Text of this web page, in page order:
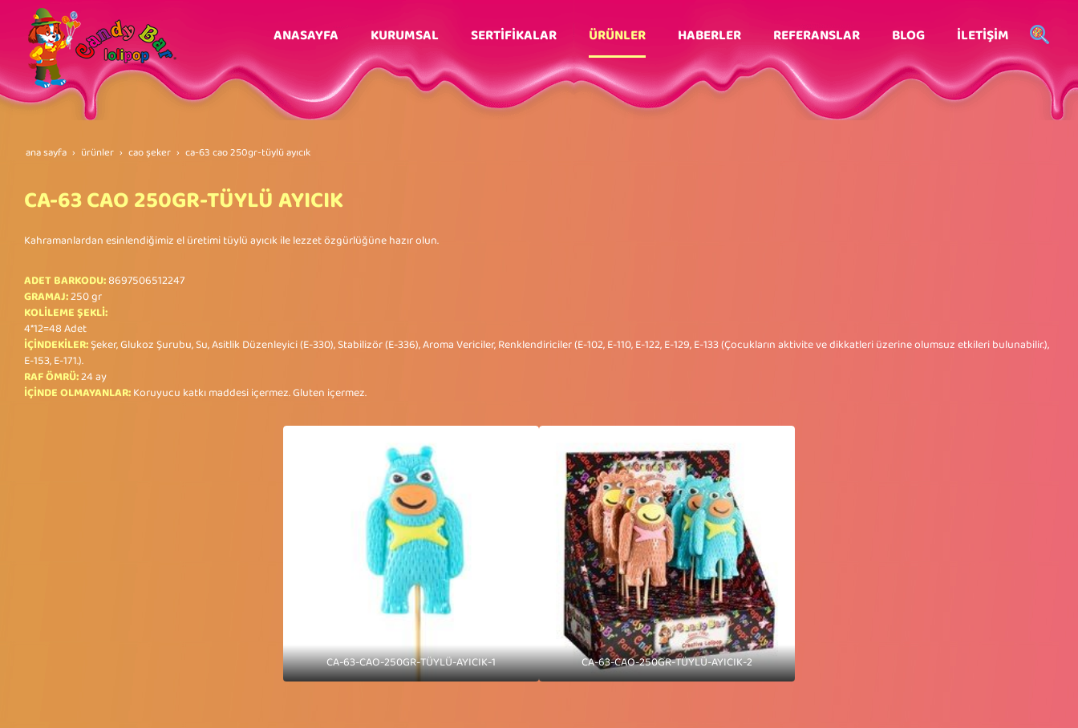
ANASAYFA KURUMSAL SERTİFİKALAR ÜRÜNLER HABERLER REFERANSLAR BLOG İLETİŞİM
ana sayfa ürünler cao şeker ca-63 cao 250gr-tüylü ayicik
CA-63 CAO 250GR-TÜYLÜ AYICIK
Kahramanlardan esinlendiğimiz el üretimi tüylü ayıcık ile lezzet özgürlüğüne hazır olun.
ADET BARKODU:8697506512247
GRAMAJ:250 gr
KOLİLEME ŞEKLİ:
4*12=48 Adet
İÇİNDEKİLER:Şeker, Glukoz Şurubu, Su, Asitlik Düzenleyici (E-330), Stabilizör (E-336), Aroma Vericiler, Renklendiriciler (E-102, E-110, E-122, E-129, E-133 (Çocukların aktivite ve dikkatleri üzerine olumsuz etkileri bulunabilir.),
E-153, E-171.).
RAF ÖMRÜ:24 ay
İÇİNDE OLMAYANLAR:Koruyucu katkı maddesi içermez. Gluten içermez.
CA-63-CAO-250GR-TÜYLÜ-AYICIK-1 CA-63-CAO-250GR-TÜYLÜ-AYICIK-2